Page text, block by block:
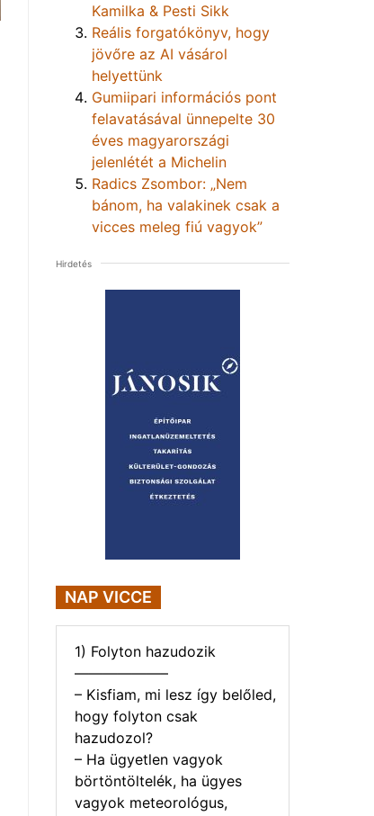
Kamilka & Pesti Sikk
Reális forgatókönyv, hogy
jövőre az AI vásárol
helyettünk
Gumiipari információs pont
felavatásával ünnepelte 30
éves magyarországi
jelenlétét a Michelin
Radics Zsombor: „Nem
bánom, ha valakinek csak a
vicces meleg fiú vagyok”
Hirdetés
NAP VICCE
1) Folyton hazudozik
——————–
– Kisfiam, mi lesz így belőled,
hogy folyton csak
hazudozol?
– Ha ügyetlen vagyok
börtöntöltelék, ha ügyes
vagyok meteorológus,